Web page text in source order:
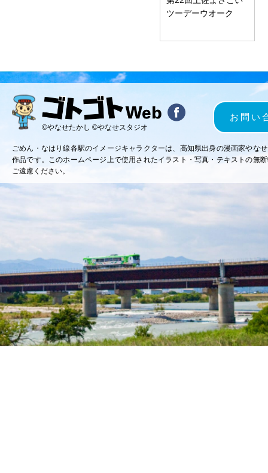
ツーデーウオーク
©やなせたかし ©やなせスタジオ
お問い
ごめん・なはり線各駅のイメージキャラクターは、高知県出身の漫画家やな
作品です。このホームページ上で使用されたイラスト・写真・テキストの無
ご遠慮ください。